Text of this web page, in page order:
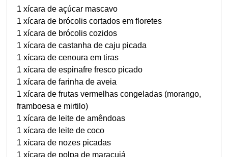
1 xícara de açúcar mascavo
1 xícara de brócolis cortados em floretes
1 xícara de brócolis cozidos
1 xícara de castanha de caju picada
1 xícara de cenoura em tiras
1 xícara de espinafre fresco picado
1 xícara de farinha de aveia
1 xícara de frutas vermelhas congeladas (morango,
framboesa e mirtilo)
1 xícara de leite de amêndoas
1 xícara de leite de coco
1 xícara de nozes picadas
1 xícara de polpa de maracujá